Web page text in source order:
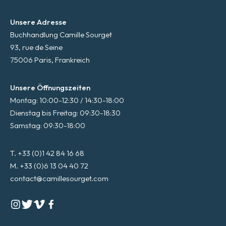
Unsere Adresse
Buchhandlung Camille Sourget
93, rue de Seine
75006 Paris, Frankreich
Unsere Öffnungszeiten
Montag: 10:00-12:30 / 14:30-18:00
Dienstag bis Freitag: 09:30-18:30
Samstag: 09:30-18:00
T. +33 (0)1 42 84 16 68
M. +33 (0)6 13 04 40 72
contact@camillesourget.com